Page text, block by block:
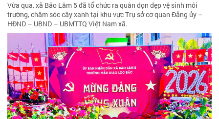
Vừa qua, xã Bảo Lâm 5 đã tổ chức ra quân dọn dẹp vệ sinh môi
trường, chăm sóc cây xanh tại khu vực Trụ sở cơ quan Đảng ủy –
HĐND – UBND – UBMTTQ Việt Nam xã.